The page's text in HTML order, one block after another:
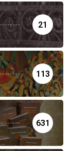
21
113
631